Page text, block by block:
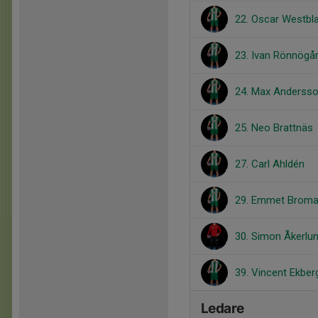
22. Oscar
23. Ivan
24. Max
25. Neo Brattnäs
27. Carl Ahldén
29. Emmet
30. Simon
39. Vincent
Ledare